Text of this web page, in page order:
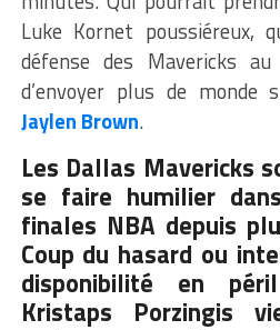
Luke Kornet poussiéreux,
défense des Mavericks
d’envoyer plus de monde
Jaylen Brown.
Les Dallas Mavericks
se faire humilier
finales NBA depuis
Coup du hasard ou
disponibilité en
Kristaps Porzingis